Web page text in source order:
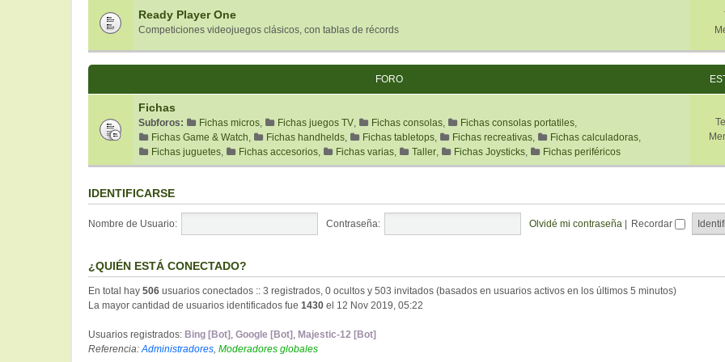
Ready Player One
Competiciones videojuegos clásicos, con tablas de récords
FORO
Fichas
Subforos: Fichas micros, Fichas juegos TV, Fichas consolas, Fichas consolas portatiles,
Fichas Game & Watch, Fichas handhelds, Fichas tabletops, Fichas recreativas, Fichas calculadoras,
Fichas juguetes, Fichas accesorios, Fichas varias, Taller, Fichas Joysticks, Fichas periféricos
IDENTIFICARSE
Nombre de Usuario: Contraseña: Olvidé mi contraseña Recordar
¿QUIÉN ESTÁ CONECTADO?
En total hay 506 usuarios conectados :: 3 registrados, 0 ocultos y 503 invitados (basados en usuarios activos en los últimos 5 minutos)
La mayor cantidad de usuarios identificados fue 1430 el 12 Nov 2019, 05:22
Usuarios registrados: Bing [Bot] , Google [Bot] , Majestic-12 [Bot]
Referencia:Administradores, Moderadores globales